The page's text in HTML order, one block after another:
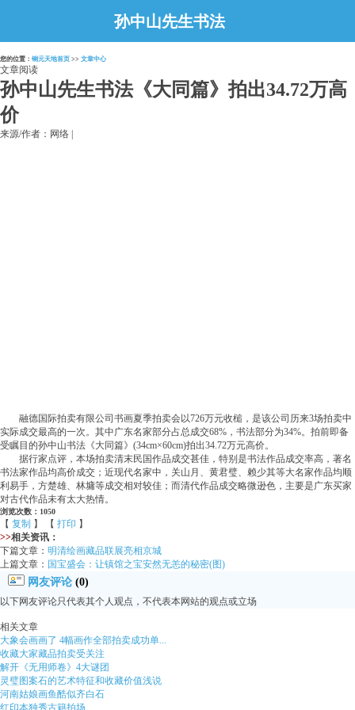
孙中山先生书法
《大同篇》拍出
您的位置： 铜元天地首页 >> 文章中心
文章阅读
孙中山先生书法《大同篇》拍出34.72万高
价
来源/作者：网络 |
融德国际拍卖有限公司书画夏季拍卖会以726万元收槌，是该公司历来3场拍卖中
实际成交最高的一次。其中广东名家部分占总成交68%，书法部分为34%。拍前即备
受瞩目的孙中山书法《大同篇》(34cm×60cm)拍出34.72万元高价。
据行家点评，本场拍卖清末民国作品成交甚佳，特别是书法作品成交率高，著名
书法家作品均高价成交；近现代名家中，关山月、黄君璧、赖少其等大名家作品均顺
利易手，方楚雄、林墉等成交相对较佳；而清代作品成交略微逊色，主要是广东买家
对古代作品未有太大热情。
浏览次数：1050
【 复制 】 【 打印 】
>>相关资讯：
下篇文章： 明清绘画藏品联展亮相京城
上篇文章： 国宝盛会：让镇馆之宝安然无恙的秘密(图)
网友评论 (0)
以下网友评论只代表其个人观点，不代表本网站的观点或立场
相关文章
大象会画画了 4幅画作全部拍卖成功单...
收藏大家藏品拍卖受关注
解开《无用师卷》4大谜团
灵璧图案石的艺术特征和收藏价值浅说
河南姑娘画鱼酷似齐白石
红印本独秀古籍拍场